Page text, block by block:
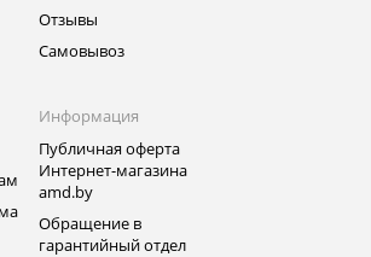
Отзывы
Самовывоз
Информация
Публичная оферта
Интернет-магазина
amd.by
Обращение в
гарантийный отдел